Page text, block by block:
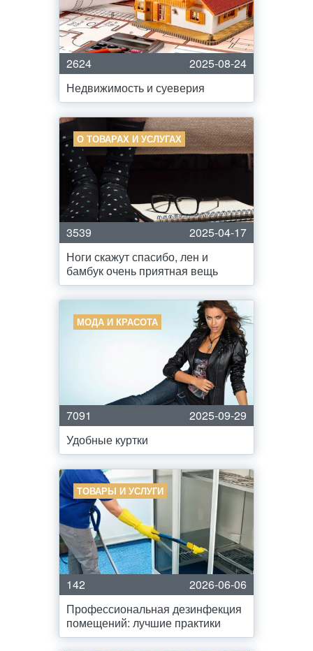
2624
2025-08-24
Недвижимость и суеверия
О ТОВАРАХ И УСЛУГАХ
3539
2025-04-17
Ноги скажут спасибо, лен и
бамбук очень приятная вещь
МОДА И КРАСОТА
7091
2025-09-29
Удобные куртки
ТОВАРЫ И УСЛУГИ
142
2026-06-06
Профессиональная дезинфекция
помещений: лучшие практики